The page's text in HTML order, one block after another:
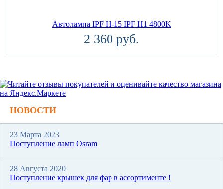
Автолампа IPF H-15 IPF H1 4800K
2 360 руб.
НОВОСТИ
23 Марта 2023
Поступление ламп Osram
28 Августа 2020
Поступление крышек для фар в ассортименте !